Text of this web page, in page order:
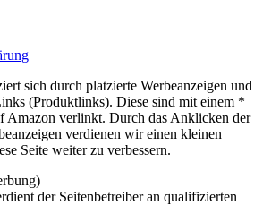
sich durch platzierte Werbeanzeigen und
(Produktlinks). Diese sind mit einem *
Amazon verlinkt. Durch das Anklicken der
verdienen wir einen kleinen
Seite weiter zu verbessern.
der Seitenbetreiber an qualifizierten